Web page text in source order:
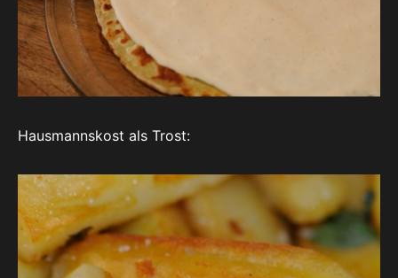
Hausmannskost als Trost: